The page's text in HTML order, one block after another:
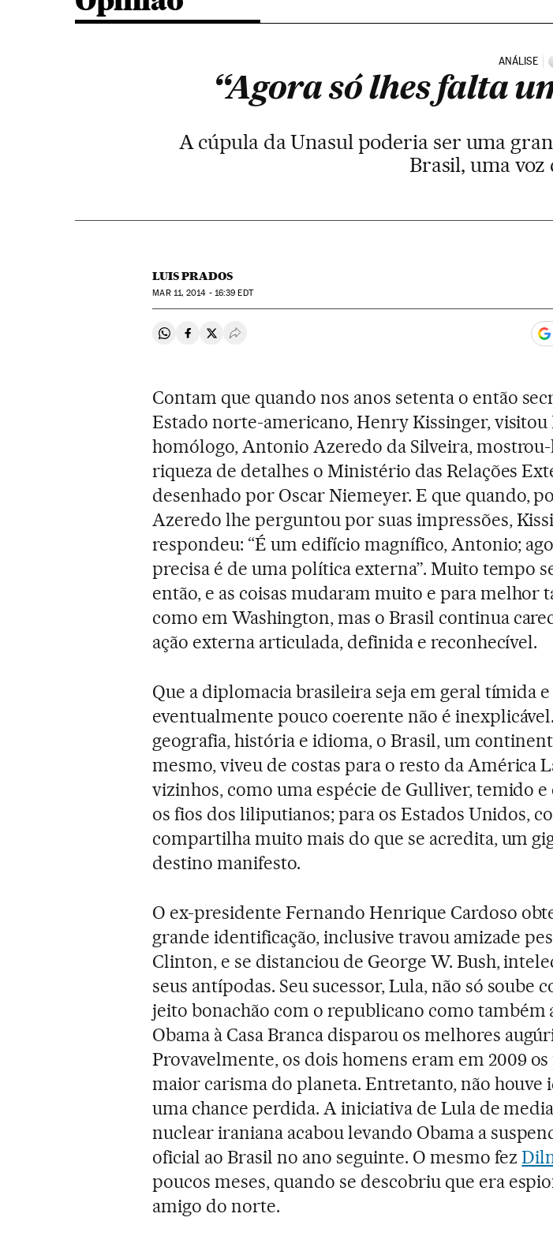
ANÁLISE
“Agora só lhes falta
A cúpula da Unasul poderia ser uma
Brasil, uma
LUIS PRADOS
MAR11, 2014 - 16:39 EDT
Compartir en Whatsapp
Compartir en Facebook
Compartir en Twitter
Desplegar Redes Sociales
Contam que quando nos anos setenta o então
Estado norte-americano, Henry Kissinger, visitou
homólogo, Antonio Azeredo da Silveira,
riqueza de detalhes o Ministério das Relações
desenhado por Oscar Niemeyer. E que quando,
Azeredo lhe perguntou por suas impressões,
respondeu: “É um edifício magnífico, Antonio;
precisa é de uma política externa”. Muito tempo
então, e as coisas mudaram muito e para melhor
como em Washington, mas o Brasil continua
ação externa articulada, definida e reconhecível.
Que a diplomacia brasileira seja em geral tímida e
eventualmente pouco coerente não é
geografia, história e idioma, o Brasil, um
mesmo, viveu de costas para o resto da América
vizinhos, como uma espécie de Gulliver, temido
os fios dos liliputianos; para os Estados Unidos,
compartilha muito mais do que se acredita, um
destino manifesto.
O ex-presidente Fernando Henrique Cardoso
grande identificação, inclusive travou amizade
Clinton, e se distanciou de George W. Bush,
seus antípodas. Seu sucessor, Lula, não só soube
jeito bonachão com o republicano como também
Obama à Casa Branca disparou os melhores
Provavelmente, os dois homens eram em 2009
maior carisma do planeta. Entretanto, não houve
uma chance perdida. A iniciativa de Lula de
nuclear iraniana acabou levando Obama a
oficial ao Brasil no ano seguinte. O mesmo fez
poucos meses, quando se descobriu que era
amigo do norte.